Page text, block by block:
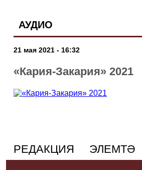
АУДИО
21 мая 2021 - 16:32
«Кария-Закария» 2021
РЕДАКЦИЯ ЭЛЕМТӘ